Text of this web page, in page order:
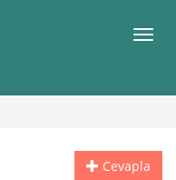
Cevapla